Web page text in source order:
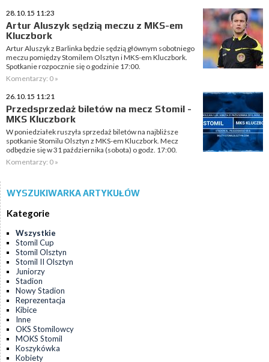
28.10.15 11:23
Artur Aluszyk sędzią meczu z MKS-em
Kluczbork
Artur Aluszyk z Barlinka będzie sędzią głównym sobotniego
meczu pomiędzy Stomilem Olsztyn i MKS-em Kluczbork.
Spotkanie rozpocznie się o godzinie 17:00.
Komentarzy: 0 »
26.10.15 11:21
Przedsprzedaż biletów na mecz Stomil -
MKS Kluczbork
W poniedziałek ruszyła sprzedaż biletów na najbliższe
spotkanie Stomilu Olsztyn z MKS-em Kluczbork. Mecz
odbędzie się w 31 października (sobota) o godz. 17:00.
Komentarzy: 0 »
WYSZUKIWARKA ARTYKUŁÓW
Kategorie
Wszystkie
Stomil Cup
Stomil Olsztyn
Stomil II Olsztyn
Juniorzy
Stadion
Nowy Stadion
Reprezentacja
Kibice
Inne
OKS Stomilowcy
MOKS Stomil
Koszykówka
Kobiety